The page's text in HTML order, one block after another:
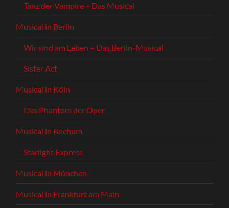
Tanz der Vampire – Das Musical
Musical in Berlin
Wir sind am Leben – Das Berlin-Musical
Sister Act
Musical in Köln
Das Phantom der Oper
Musical in Bochum
Starlight Express
Musical in München
Musical in Frankfurt am Main